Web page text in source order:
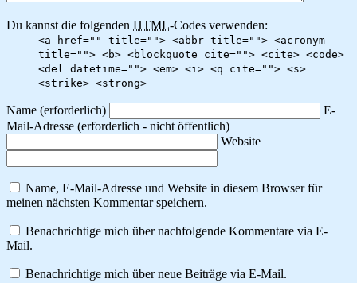
Du kannst die folgenden HTML-Codes verwenden:
<a href="" title=""> <abbr title=""> <acronym
title=""> <b> <blockquote cite=""> <cite> <code>
<del datetime=""> <em> <i> <q cite=""> <s>
<strike> <strong>
Name (erforderlich)
E-
Mail-Adresse (erforderlich - nicht öffentlich)
Website
Name, E-Mail-Adresse und Website in diesem Browser für
meinen nächsten Kommentar speichern.
Benachrichtige mich über nachfolgende Kommentare via E-
Mail.
Benachrichtige mich über neue Beiträge via E-Mail.